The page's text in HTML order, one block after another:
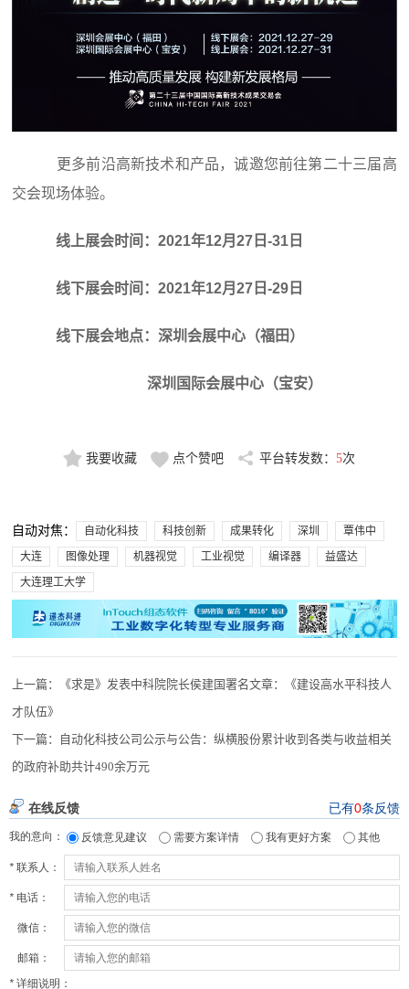
更多前沿高新技术和产品，诚邀您前往第二十三届高
交会现场体验。
线上展会时间：2021年12月27日-31日
线下展会时间：2021年12月27日-29日
线下展会地点：深圳会展中心（福田）
深圳国际会展中心（宝安）
我要收藏 点个赞吧 平台转发数： 5次
自动对焦： 自动化科技 科技创新 成果转化 深圳
覃伟中
大连
图像处理 机器视觉 工业视觉 编译器
益盛达
大连理工大学
上一篇：
《求是》发表中科院院长侯建国署名文章：《建设高水平科技人
才队伍》
下一篇：
自动化科技公司公示与公告：纵横股份累计收到各类与收益相关
的政府补助共计490余万元